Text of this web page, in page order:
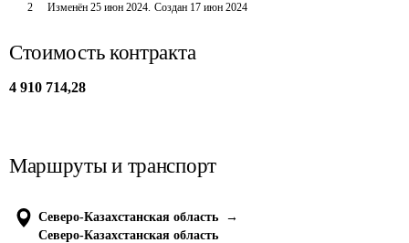
2 Изменён 25 июн 2024. Создан 17 июн 2024
Стоимость контракта
4 910 714,28
Маршруты и транспорт
Северо-Казахстанская область
→
Северо-Казахстанская область